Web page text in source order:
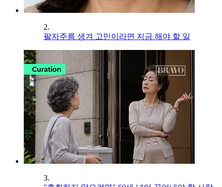
2.
팔자주름 생겨 고민이라면 지금 해야 할 일
3.